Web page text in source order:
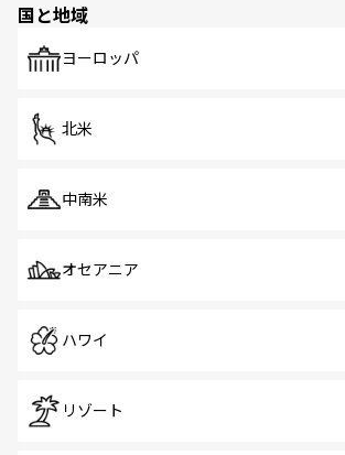
で、ホーカーズは地元の風情を楽しめ
国と地域
ヨーロッパ
北米
中南米
オセアニア
ハワイ
リゾート